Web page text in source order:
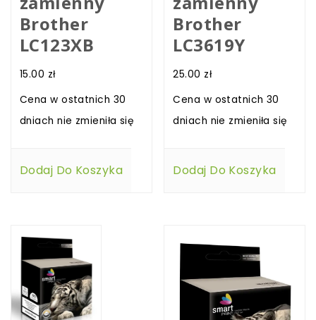
Brother
LC123XB
15.00 zł
Cena w ostatnich 30
dniach nie zmieniła się
Dodaj Do Koszyka
Brother
LC3619Y
25.00 zł
Cena w ostatnich 30
dniach nie zmieniła się
Dodaj Do Koszyka